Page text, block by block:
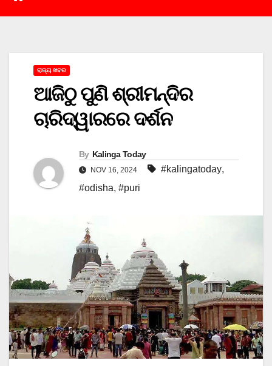
ରାଜ୍ୟ ଖବର
ଆଜିଠୁ ପୁଣି ଶ୍ରୀମନ୍ଦିର
ଚାରିଦ୍ୱାରରେ ଦର୍ଶନ
By Kalinga Today
NOV 16, 2024 #kalingatoday,
#odisha, #puri